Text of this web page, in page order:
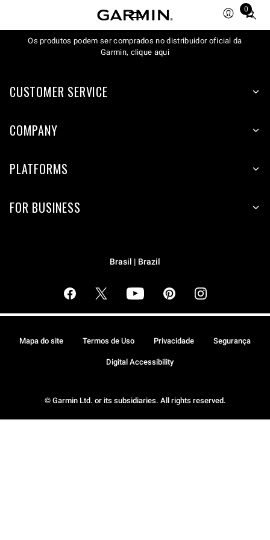
0
Total
in
Os produtos podem ser comprados no distribuidor oficial da
Garmin, clique aqui
CUSTOMER SERVICE
COMPANY
PLATFORMS
FOR BUSINESS
Brasil | Brazil
© Garmin Ltd. or its subsidiaries. All rights reserved.
Mapa do site Termos de Uso Privacidade Segurança
Digital Accessibility